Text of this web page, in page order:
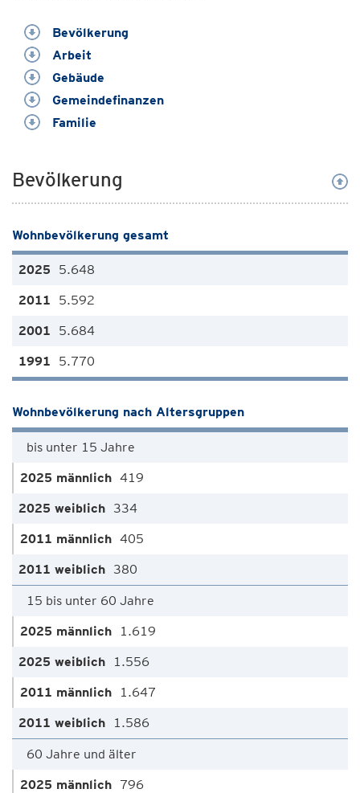
Bevölkerung
Arbeit
Gebäude
Gemeindefinanzen
Familie
Bevölkerung
Wohnbevölkerung gesamt
5.648
5.592
5.684
5.770
Wohnbevölkerung nach Altersgruppen
bis unter 15 Jahre
419
334
405
380
15 bis unter 60 Jahre
1.619
1.556
1.647
1.586
60 Jahre und älter
796